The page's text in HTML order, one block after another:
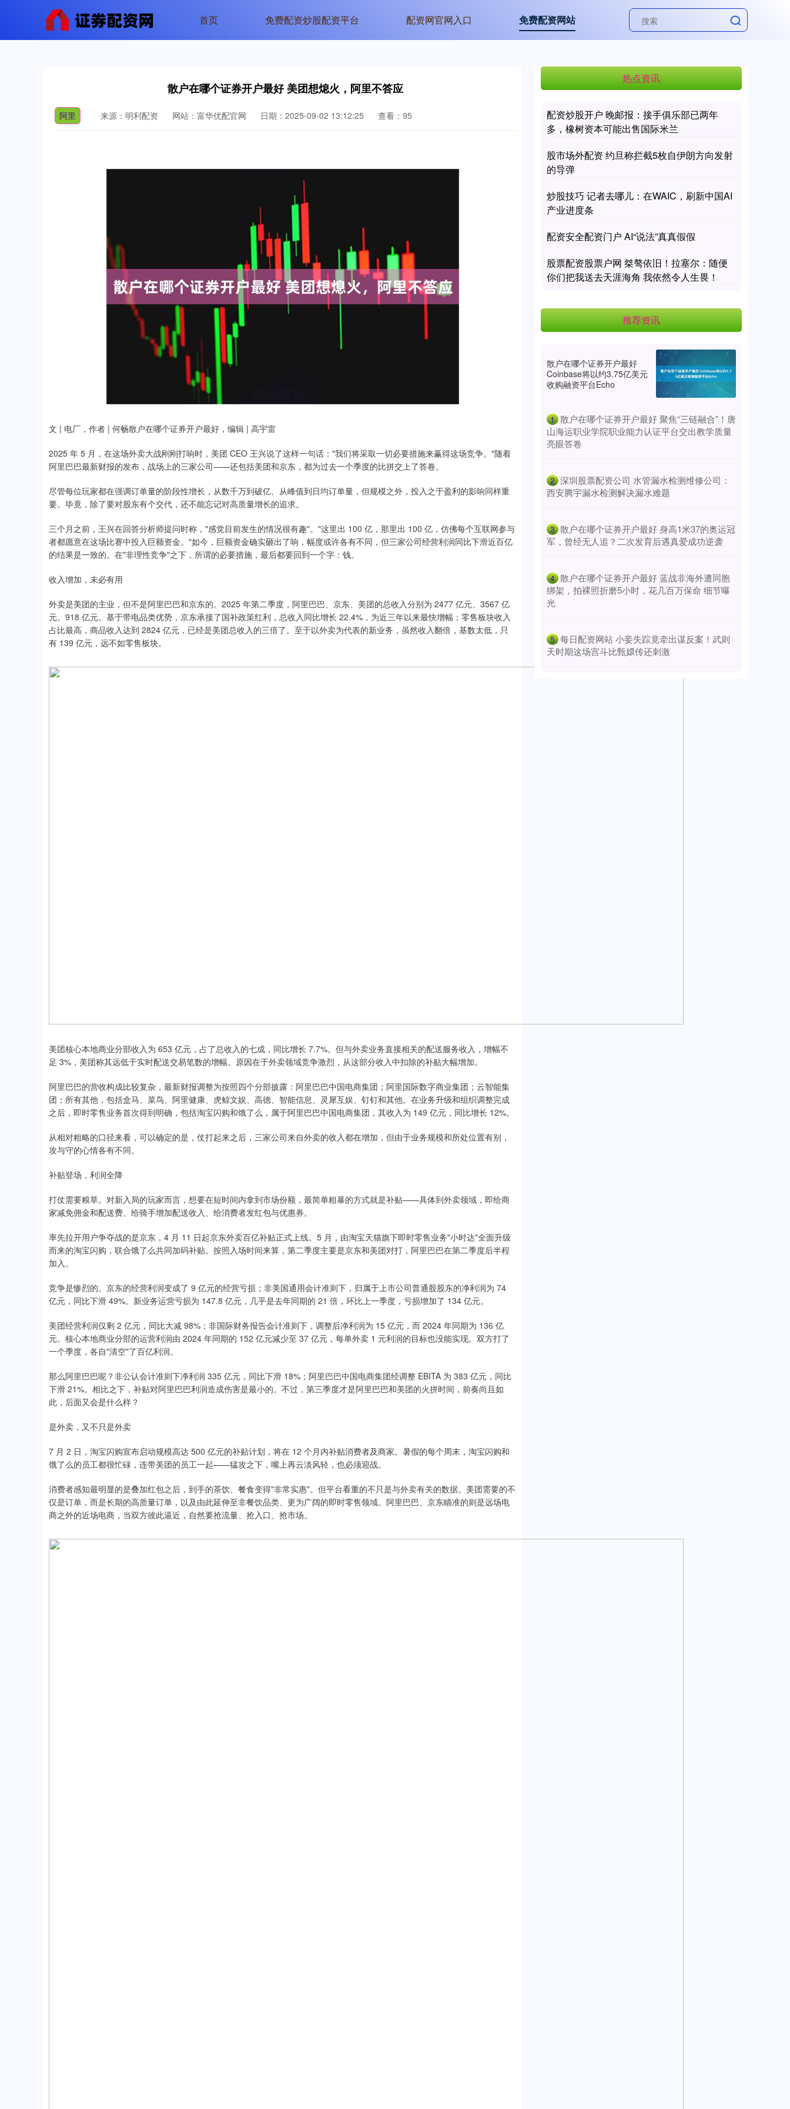
首页 免费配资炒股配资平台 配资网官网入口 免费配资网站
散户在哪个证券开户最好 美团想熄火，阿里不答应
阿里 来源：明利配资 网站：富华优配官网 日期：2025-09-02 13:12:25 查看：95
文 | 电厂，作者 | 何畅散户在哪个证券开户最好，编辑 | 高宇雷
2025 年 5 月，在这场外卖大战刚刚打响时，美团 CEO 王兴说了这样一句话："我们将采取一切必要措施来赢得这场竞争。"随着
阿里巴巴最新财报的发布，战场上的三家公司——还包括美团和京东，都为过去一个季度的比拼交上了答卷。
尽管每位玩家都在强调订单量的阶段性增长，从数千万到破亿、从峰值到日均订单量，但规模之外，投入之于盈利的影响同样重
要。毕竟，除了要对股东有个交代，还不能忘记对高质量增长的追求。
三个月之前，王兴在回答分析师提问时称，"感觉目前发生的情况很有趣"。"这里出 100 亿，那里出 100 亿，仿佛每个互联网参与
者都愿意在这场比赛中投入巨额资金。"如今，巨额资金确实砸出了响，幅度或许各有不同，但三家公司经营利润同比下滑近百亿
的结果是一致的。在"非理性竞争"之下，所谓的必要措施，最后都要回到一个字：钱。
收入增加，未必有用
外卖是美团的主业，但不是阿里巴巴和京东的。2025 年第二季度，阿里巴巴、京东、美团的总收入分别为 2477 亿元、3567 亿
元、918 亿元。基于带电品类优势，京东承接了国补政策红利，总收入同比增长 22.4%，为近三年以来最快增幅；零售板块收入
占比最高，商品收入达到 2824 亿元，已经是美团总收入的三倍了。至于以外卖为代表的新业务，虽然收入翻倍，基数太低，只
有 139 亿元，远不如零售板块。
美团核心本地商业分部收入为 653 亿元，占了总收入的七成，同比增长 7.7%。但与外卖业务直接相关的配送服务收入，增幅不
足 3%，美团称其远低于实时配送交易笔数的增幅。原因在于外卖领域竞争激烈，从这部分收入中扣除的补贴大幅增加。
阿里巴巴的营收构成比较复杂，最新财报调整为按照四个分部披露：阿里巴巴中国电商集团；阿里国际数字商业集团；云智能集
团；所有其他，包括盒马、菜鸟、阿里健康、虎鲸文娱、高德、智能信息、灵犀互娱、钉钉和其他。在业务升级和组织调整完成
之后，即时零售业务首次得到明确，包括淘宝闪购和饿了么，属于阿里巴巴中国电商集团，其收入为 149 亿元，同比增长 12%。
从相对粗略的口径来看，可以确定的是，仗打起来之后，三家公司来自外卖的收入都在增加，但由于业务规模和所处位置有别，
攻与守的心情各有不同。
补贴登场，利润全降
打仗需要粮草。对新入局的玩家而言，想要在短时间内拿到市场份额，最简单粗暴的方式就是补贴——具体到外卖领域，即给商
家减免佣金和配送费、给骑手增加配送收入、给消费者发红包与优惠券。
率先拉开用户争夺战的是京东，4 月 11 日起京东外卖百亿补贴正式上线。5 月，由淘宝天猫旗下即时零售业务"小时达"全面升级
而来的淘宝闪购，联合饿了么共同加码补贴。按照入场时间来算，第二季度主要是京东和美团对打，阿里巴巴在第二季度后半程
加入。
竞争是惨烈的。京东的经营利润变成了 9 亿元的经营亏损；非美国通用会计准则下，归属于上市公司普通股股东的净利润为 74
亿元，同比下滑 49%。新业务运营亏损为 147.8 亿元，几乎是去年同期的 21 倍，环比上一季度，亏损增加了 134 亿元。
美团经营利润仅剩 2 亿元，同比大减 98%；非国际财务报告会计准则下，调整后净利润为 15 亿元，而 2024 年同期为 136 亿
元。核心本地商业分部的运营利润由 2024 年同期的 152 亿元减少至 37 亿元，每单外卖 1 元利润的目标也没能实现。双方打了
一个季度，各自"清空"了百亿利润。
那么阿里巴巴呢？非公认会计准则下净利润 335 亿元，同比下滑 18%；阿里巴巴中国电商集团经调整 EBITA 为 383 亿元，同比
下滑 21%。相比之下，补贴对阿里巴巴利润造成伤害是最小的。不过，第三季度才是阿里巴巴和美团的火拼时间，前奏尚且如
此，后面又会是什么样？
是外卖，又不只是外卖
7 月 2 日，淘宝闪购宣布启动规模高达 500 亿元的补贴计划，将在 12 个月内补贴消费者及商家。暑假的每个周末，淘宝闪购和
饿了么的员工都很忙碌，连带美团的员工一起——猛攻之下，嘴上再云淡风轻，也必须迎战。
消费者感知最明显的是叠加红包之后，到手的茶饮、餐食变得"非常实惠"。但平台看重的不只是与外卖有关的数据。美团需要的不
仅是订单，而是长期的高质量订单，以及由此延伸至非餐饮品类、更为广阔的即时零售领域。阿里巴巴、京东瞄准的则是远场电
商之外的近场电商，当双方彼此逼近，自然要抢流量、抢入口、抢市场。
热点资讯
配资炒股开户 晚邮报：接手俱乐部已两年
多，橡树资本可能出售国际米兰
股市场外配资 约旦称拦截5枚自伊朗方向发射
的导弹
炒股技巧 记者去哪儿：在WAIC，刷新中国AI
产业进度条
配资安全配资门户 AI“说法”真真假假
股票配资股票户网 桀骜依旧！拉塞尔：随便
你们把我送去天涯海角 我依然令人生畏！
推荐资讯
散户在哪个证券开户最好
Coinbase将以约3.75亿美元
收购融资平台Echo
1 ​散户在哪个证券开户最好 聚焦“三链融合”！唐
山海运职业学院职业能力认证平台交出教学质量
亮眼答卷
2 ​深圳股票配资公司 水管漏水检测维修公司：
西安腾宇漏水检测解决漏水难题
3 ​散户在哪个证券开户最好 身高1米37的奥运冠
军，曾经无人追？二次发育后遇真爱成功逆袭
4 ​散户在哪个证券开户最好 蓝战非海外遭同胞
绑架，拍裸照折磨5小时，花几百万保命 细节曝
光
5 ​每日配资网站 小妾失踪竟牵出谋反案！武则
天时期这场宫斗比甄嬛传还刺激